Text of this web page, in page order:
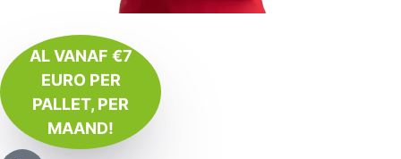
AL VANAF €7
EURO PER
PALLET, PER
MAAND!